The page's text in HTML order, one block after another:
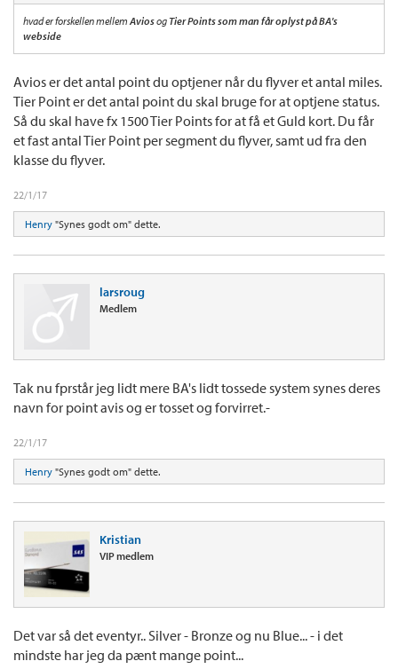
hvad er forskellen mellem Aviosog Tier Points som man får oplyst på BA's
webside
Avios er det antal point du optjener når du flyver et antal miles.
Tier Point er det antal point du skal bruge for at optjene status.
Så du skal have fx 1500 Tier Points for at få et Guld kort. Du får
et fast antal Tier Point per segment du flyver, samt ud fra den
klasse du flyver.
22/1/17
Henry "Synes godt om" dette.
larsroug
Medlem
Tak nu fprstår jeg lidt mere BA's lidt tossede system synes deres
navn for point avis og er tosset og forvirret.-
22/1/17
Henry "Synes godt om" dette.
Kristian
VIP medlem
Det var så det eventyr.. Silver - Bronze og nu Blue... - i det
mindste har jeg da pænt mange point...